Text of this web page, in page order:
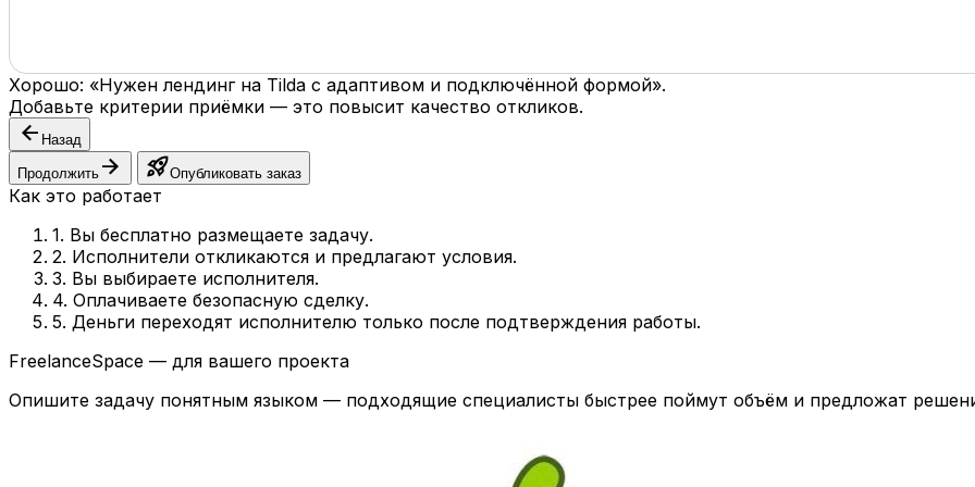
Хорошо: «Нужен лендинг на Tilda с адаптивом и подключённой формой».
Добавьте критерии приёмки — это повысит качество откликов.
arrow_back Назад
Продолжить arrow_forward rocket_launchОпубликовать заказ
Как это работает
1. Вы бесплатно размещаете задачу.
2. Исполнители откликаются и предлагают условия.
3. Вы выбираете исполнителя.
4. Оплачиваете безопасную сделку.
5. Деньги переходят исполнителю только после подтверждения работы.
FreelanceSpace — для вашего проекта
Опишите задачу понятным языком — подходящие специалисты быстрее поймут объём и предложат